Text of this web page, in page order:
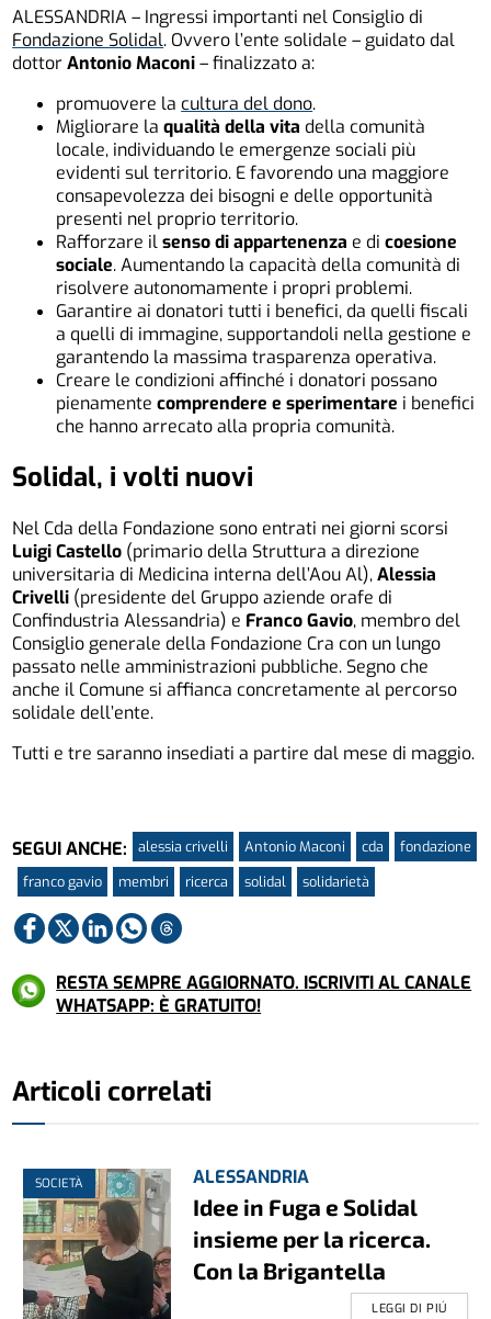
ALESSANDRIA – Ingressi importanti nel Consiglio di
Fondazione Solidal. Ovvero l’ente solidale – guidato dal
dottorAntonio Maconi– finalizzato a:
promuovere la cultura del dono.
Migliorare la qualità della vita della comunità
locale, individuando le emergenze sociali più
evidenti sul territorio. E favorendo una maggiore
consapevolezza dei bisogni e delle opportunità
presenti nel proprio territorio.
Rafforzare ilsenso di appartenenza e dicoesione
sociale. Aumentando la capacità della comunità di
risolvere autonomamente i propri problemi.
Garantire ai donatori tutti i benefici, da quelli fiscali
a quelli di immagine, supportandoli nella gestione e
garantendo la massima trasparenza operativa.
Creare le condizioni affinché i donatori possano
pienamentecomprendere e sperimentare i benefici
che hanno arrecato alla propria comunità.
Solidal, i volti nuovi
Nel Cda della Fondazione sono entrati nei giorni scorsi
Luigi Castello (primario della Struttura a direzione
universitaria di Medicina interna dell’Aou Al),Alessia
Crivelli (presidente del Gruppo aziende orafe di
Confindustria Alessandria) e Franco Gavio, membro del
Consiglio generale della Fondazione Cra con un lungo
passato nelle amministrazioni pubbliche. Segno che
anche il Comune si affianca concretamente al percorso
solidale dell’ente.
Tutti e tre saranno insediati a partire dal mese di maggio.
SEGUI ANCHE: alessia crivelli Antonio Maconi cda
fondazione
franco gavio
membri ricerca solidal solidarietà
RESTA SEMPRE AGGIORNATO. ISCRIVITI AL CANALE
WHATSAPP: È GRATUITO!
Articoli correlati
SOCIETÀ ALESSANDRIA
Idee in Fuga e Solidal
insieme per la ricerca.
Con la Brigantella
LEGGI DI PIÚ